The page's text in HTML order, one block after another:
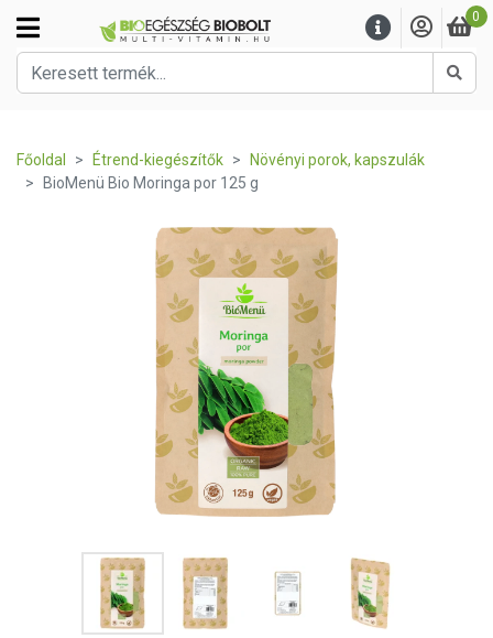
0
Főoldal Étrend-kiegészítők
Növényi porok, kapszulák
BioMenü Bio Moringa por 125 g